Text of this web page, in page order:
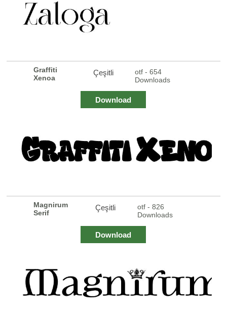
Graffiti
Xenoa
Çeşitli
otf - 654
Downloads
Download
Magnirum
Serif
Çeşitli
otf - 826
Downloads
Download